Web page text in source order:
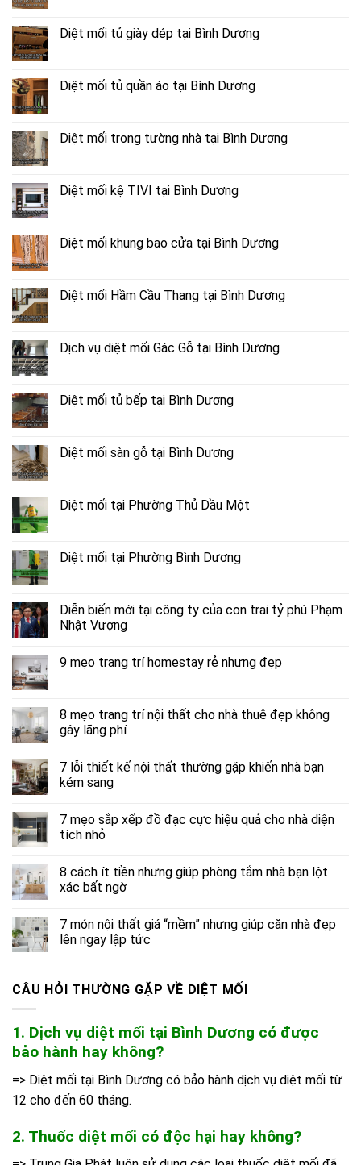
Diệt mối tủ giày dép tại Bình Dương
Diệt mối tủ quần áo tại Bình Dương
Diệt mối trong tường nhà tại Bình Dương
Diệt mối kệ TIVI tại Bình Dương
Diệt mối khung bao cửa tại Bình Dương
Diệt mối Hầm Cầu Thang tại Bình Dương
Dịch vụ diệt mối Gác Gỗ tại Bình Dương
Diệt mối tủ bếp tại Bình Dương
Diệt mối sàn gỗ tại Bình Dương
Diệt mối tại Phường Thủ Dầu Một
Diệt mối tại Phường Bình Dương
Diễn biến mới tại công ty của con trai tỷ phú Phạm
Nhật Vượng
9 mẹo trang trí homestay rẻ nhưng đẹp
8 mẹo trang trí nội thất cho nhà thuê đẹp không
gây lãng phí
7 lỗi thiết kế nội thất thường gặp khiến nhà bạn
kém sang
7 mẹo sắp xếp đồ đạc cực hiệu quả cho nhà diện
tích nhỏ
8 cách ít tiền nhưng giúp phòng tắm nhà bạn lột
xác bất ngờ
7 món nội thất giá “mềm” nhưng giúp căn nhà đẹp
lên ngay lập tức
CÂU HỎI THƯỜNG GẶP VỀ DIỆT MỐI
1. Dịch vụ diệt mối tại Bình Dương có được
bảo hành hay không?
=> Diệt mối tại Bình Dương có bảo hành dịch vụ diệt mối từ
12 cho đến 60 tháng.
2. Thuốc diệt mối có độc hại hay không?